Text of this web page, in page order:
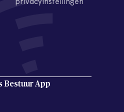
privacyinstellingen
Bestuur App